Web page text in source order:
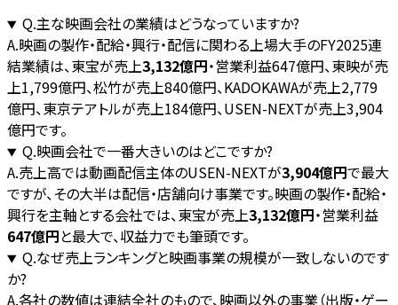
Q.主な映画会社の業績はどうなっていますか?
A.映画の製作・配給・興行・配信に関わる上場大手のFY2025連
結業績は、東宝が売上3,132億円・営業利益647億円、東映が売
上1,799億円、松竹が売上840億円、KADOKAWAが売上2,779
億円、東京テアトルが売上184億円、USEN-NEXTが売上3,904
億円です。
Q.映画会社で一番大きいのはどこですか?
A.売上高では動画配信主体のUSEN-NEXTが3,904億円で最大
ですが、その大半は配信・店舗向け事業です。映画の製作・配給・
興行を主軸とする会社では、東宝が売上3,132億円・営業利益
647億円と最大で、収益力でも筆頭です。
Q.なぜ売上ランキングと映画事業の規模が一致しないのです
か?
A.各社の数値は連結全社のもので、映画以外の事業（出版・ゲー